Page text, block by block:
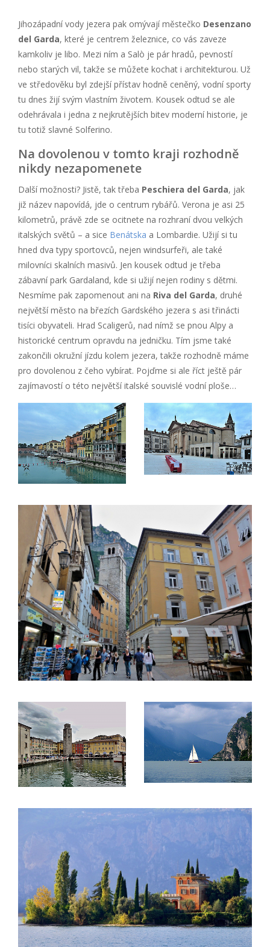
Jihozápadní vody jezera pak omývají městečko Desenzano
del Garda, které je centrem železnice, co vás zaveze
kamkoliv je libo. Mezi ním a Salò je pár hradů, pevností
nebo starých vil, takže se můžete kochat i architekturou. Už
ve středověku byl zdejší přístav hodně ceněný, vodní sporty
tu dnes žijí svým vlastním životem. Kousek odtud se ale
odehrávala i jedna z nejkrutějších bitev moderní historie, je
tu totiž slavné Solferino.
Na dovolenou v tomto kraji rozhodně
nikdy nezapomenete
Další možnosti? Jistě, tak třeba Peschiera del Garda, jak
již název napovídá, jde o centrum rybářů. Verona je asi 25
kilometrů, právě zde se ocitnete na rozhraní dvou velkých
italských světů – a sice Benátska a Lombardie. Užijí si tu
hned dva typy sportovců, nejen windsurfeři, ale také
milovníci skalních masivů. Jen kousek odtud je třeba
zábavní park Gardaland, kde si užijí nejen rodiny s dětmi.
Nesmíme pak zapomenout ani na Riva del Garda, druhé
největší město na březích Gardského jezera s asi třinácti
tisíci obyvateli. Hrad Scaligerů, nad nímž se pnou Alpy a
historické centrum opravdu na jedničku. Tím jsme také
zakončili okružní jízdu kolem jezera, takže rozhodně máme
pro dovolenou z čeho vybírat. Pojďme si ale říct ještě pár
zajímavostí o této největší italské souvislé vodní ploše…